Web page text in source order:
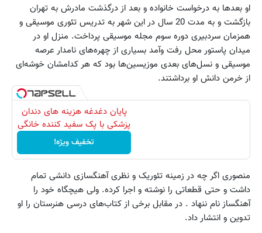
او بعدها به درخواست خانواده و بعد از درگذشت مادرش به تهران
بازگشت و به مدت 20 سال در این شهر به تدریس تئوری موسیقی و
همزمان سردبیری دوره سوم مجله موسیقی پرداخت. منزل او در
میدان پاستور محل رفت و‌آمد بسیاری از چهره‌های نامدار عرصه
موسیقی و نسل‌های بعدی موزیسین‌ها بود که هر کدامشان خوشه‌ای
از خرمن دانش او برداشتند.
پایان دغدغه هزینه های دندان
پزشکی با پک سفید کننده خانگی
تخفیف ویژه!
منصوری اگر چه در زمینه تئوریک و نظری آهنگسازی دانشی تمام
داشت و حتی قطعاتی را نوشته و اجرا کرده. ولی هیچگاه خود را
آهنگساز نام ننهاد . در مقابل برخی از کتاب‌های درسی هنرستان را او
تدوین و انتشار داد.